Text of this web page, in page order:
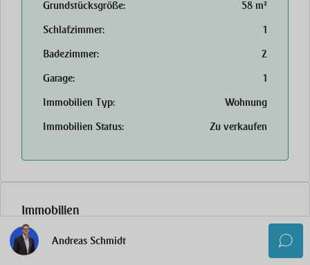
Grundstücksgröße:
58 m²
Schlafzimmer:
1
Badezimmer:
2
Garage:
1
Immobilien Typ:
Wohnung
Immobilien Status:
Zu verkaufen
Immobilien
Außendusche
Andreas Schmidt